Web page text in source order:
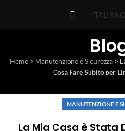
ITALIANO
Home> Manutenzione e Sicurezza>
Cosa Fare Subito per
MANUTENZIONE E
La Mia Casa è Stata